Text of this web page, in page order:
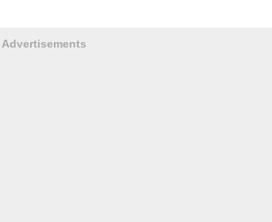
Advertisements